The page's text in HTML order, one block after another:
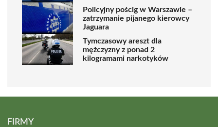
Policyjny pościg w Warszawie –
zatrzymanie pijanego kierowcy
Jaguara
Tymczasowy areszt dla
mężczyzny z ponad 2
kilogramami narkotyków
FIRMY